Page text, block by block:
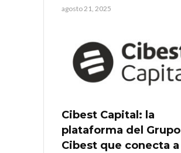
agosto 21, 2025
Cibest Capital: la
plataforma del Grupo
Cibest que conecta a